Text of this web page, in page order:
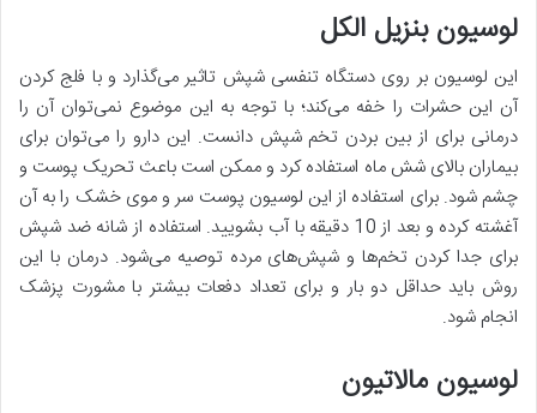
لوسیون بنزیل الکل
این لوسیون بر روی دستگاه تنفسی شپش تاثیر می‌گذارد و با فلج کردن
آن این حشرات را خفه می‌کند؛ با توجه به این موضوع نمی‌توان آن را
درمانی برای از بین بردن تخم شپش دانست. این دارو را می‌توان برای
بیماران بالای شش ماه استفاده کرد و ممکن است باعث تحریک پوست و
چشم شود. برای استفاده از این لوسیون پوست سر و موی خشک را به آن
آغشته کرده و بعد از 10 دقیقه با آب بشویید. استفاده از شانه ضد شپش
برای جدا کردن تخم‌ها و شپش‌های مرده توصیه می‌شود. درمان با این
روش باید حداقل دو بار و برای تعداد دفعات بیشتر با مشورت پزشک
انجام شود.
لوسیون مالاتیون